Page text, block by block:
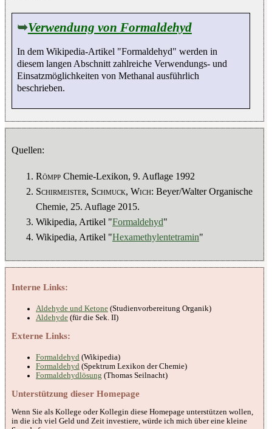
➥Verwendung von Formaldehyd
In dem Wikipedia-Artikel "Formaldehyd" werden in
diesem langen Abschnitt zahlreiche Verwendungs- und
Einsatzmöglichkeiten von Methanal ausführlich
beschrieben.
Quellen:
Römpp Chemie-Lexikon, 9. Auflage 1992
Schirmeister, Schmuck, Wich: Beyer/Walter Organische
Chemie, 25. Auflage 2015.
Wikipedia, Artikel "Formaldehyd"
Wikipedia, Artikel "Hexamethylentetramin"
Interne Links:
Aldehyde und Ketone (Studienvorbereitung Organik)
Aldehyde (für die Sek. II)
Externe Links:
Formaldehyd (Wikipedia)
Formaldehyd (Spektrum Lexikon der Chemie)
Formaldehydlösung (Thomas Seilnacht)
Unterstützung dieser Homepage
Wenn Sie als Kollege oder Kollegin diese Homepage unterstützen wollen,
in die ich viel Geld und Zeit investiere, würde ich mich über eine kleine